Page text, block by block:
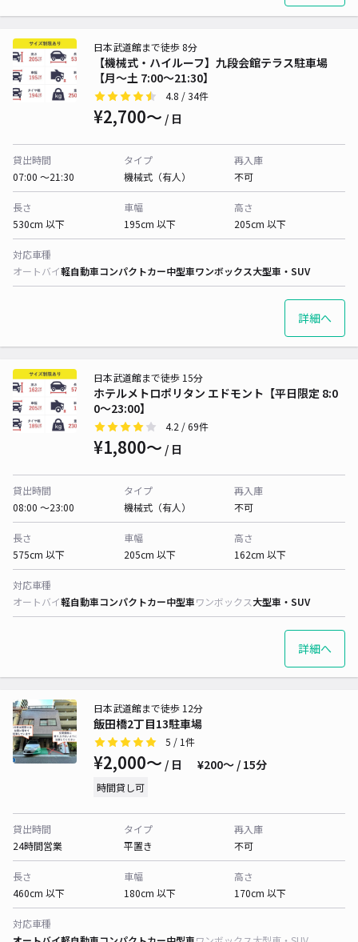
【機械式・ハイルーフ】九段会館テラス駐車場
【月〜土 7:00〜21:30】
日本武道館まで徒歩 8分
4.8 / 34件
¥2,700〜 / 日
貸出時間
07:00 〜21:30
タイプ
機械式（有人）
再入庫
不可
長さ
530cm 以下
車幅
195cm 以下
高さ
205cm 以下
対応車種
オートバイ軽自動車コンパクトカー中型車ワンボックス大型車・SUV
詳細へ
ホテルメトロポリタン エドモント【平日限定 8:0
0〜23:00】
日本武道館まで徒歩 15分
4.2 / 69件
¥1,800〜 / 日
貸出時間
08:00 〜23:00
タイプ
機械式（有人）
再入庫
不可
長さ
575cm 以下
車幅
205cm 以下
高さ
162cm 以下
対応車種
オートバイ軽自動車コンパクトカー中型車ワンボックス大型車・SUV
詳細へ
飯田橋2丁目13駐車場
日本武道館まで徒歩 12分
5 / 1件
¥2,000〜 / 日 ¥200〜 / 15分
時間貸し可
貸出時間
24時間営業
タイプ
平置き
再入庫
不可
長さ
460cm 以下
車幅
180cm 以下
高さ
170cm 以下
対応車種